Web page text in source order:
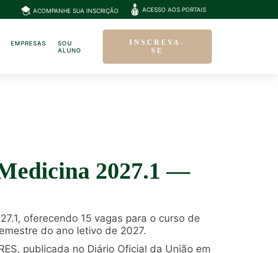
ACOMPANHE SUA INSCRIÇÃO ACESSO AOS PORTAIS
EMPRESAS
SOU
ALUNO
INSCREVA-
SE
2027.1 —
oferecendo 15 vagas para o curso de
do ano letivo de 2027.
publicada no Diário Oficial da União em